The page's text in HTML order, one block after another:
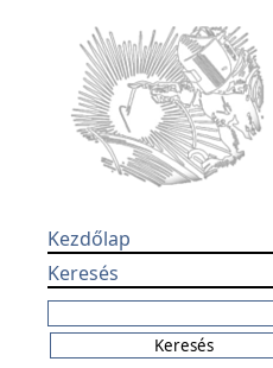
Kezdőlap
Keresés